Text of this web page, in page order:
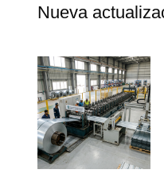
Nueva